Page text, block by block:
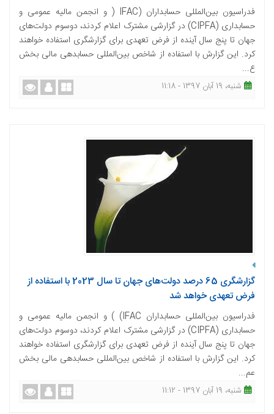
فدراسیون بین‌المللی حسابداران (IFAC ( و انجمن مالیه عمومی و
حسابداری (CIPFA) در گزارشی مشترک اعلام کردند، دوسوم دولت‌های
جهان تا پنج سال آینده از فرض تعهدی برای گزارشگری استفاده خواهند
کرد. این گزارش با استفاده از شاخص بین‌المللی حسابدهی مالی بخش
ع...
شنبه، 19 آبان 1397 - 11:18
گزارشگری 65 درصد دولت‌های جهان تا سال 2023 با استفاده از
فرض تعهدی خواهد شد
فدراسیون بین‌المللی حسابداران IFAC) ) و انجمن مالیه عمومی و
حسابداری (CIPFA) در گزارشی مشترک اعلام کردند، دوسوم دولت‌های
جهان تا پنج سال آینده از فرض تعهدی برای گزارشگری استفاده خواهند
کرد. این گزارش با استفاده از شاخص بین‌المللی حسابدهی مالی بخش
عم...
شنبه، 19 آبان 1397 - 11:12